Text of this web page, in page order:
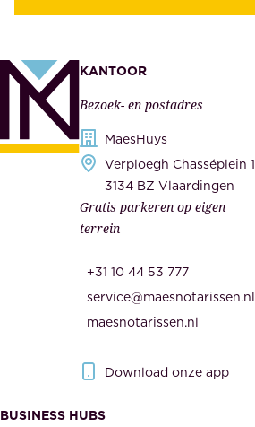
k
e
h
e
s
t
n
n
e
KANTOOR
Bezoek- en postadres
MaesHuys
Verploegh Chasséplein 1
3134 BZ Vlaardingen
Gratis parkeren op eigen
terrein
+31 10 44 53 777
service@maesnotarissen.nl
maesnotarissen.nl
Download onze app
BUSINESS HUBS